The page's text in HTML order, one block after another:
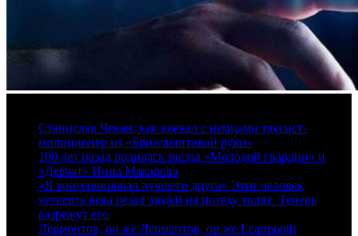
Станислав Чекан: как воевал с немцами таксист-
милиционер из «Бриллиантовой руки»
100 лет назад родилась звезда «Молодой гвардии» и
«Девчат» Инна Макарова
«Я консервировал лучшего друга» Этот человек
четверть века резал людей на потеху толпе. Теперь
разрежут его
Лермонтов, он же Лермантов, он же Learmonth